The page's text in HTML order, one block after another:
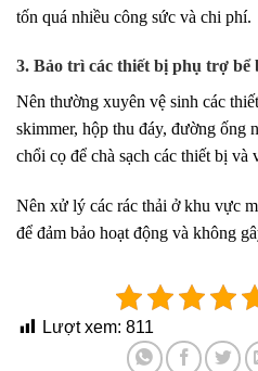
tốn quá nhiều công sức và chi phí.
3. Bảo trì các thiết bị phụ trợ bể
Nên thường xuyên vệ sinh các
skimmer, hộp thu đáy, đường
chổi cọ để chà sạch các thiết bị
Nên xử lý các rác thải ở khu vực
để đảm bảo hoạt động và không
Lượt xem: 811